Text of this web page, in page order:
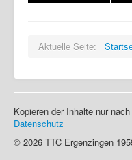
Aktuelle Seite:
Kopieren der Inhalte nur
Datenschutz
© 2026 TTC Ergenzingen